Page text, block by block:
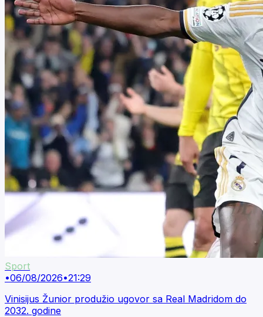
Sport
•06/08/2026•21:29
Vinisijus Žunior produžio ugovor sa Real Madridom do
2032. godine